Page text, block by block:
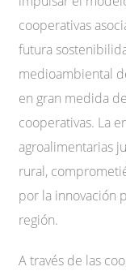
cooperativas
futura
medioambiental
en gran medida
cooperativas. La
agroalimentarias
rural,
por la innovación
región.
A través de las